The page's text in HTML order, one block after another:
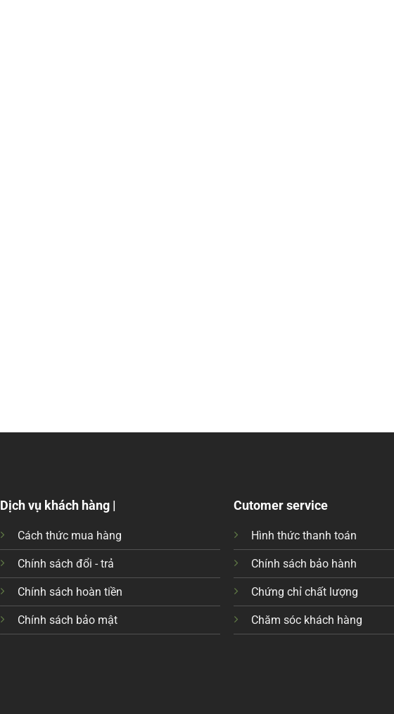
Dịch vụ khách hàng |
Cách thức mua hàng
Chính sách đổi - trả
Chính sách hoàn tiền
Chính sách bảo mật
Cutomer service
Hình thức thanh toán
Chính sách bảo hành
Chứng chỉ chất lượng
Chăm sóc khách hàng